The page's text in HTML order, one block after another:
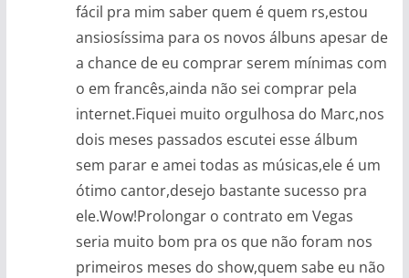
fácil pra mim saber quem é quem rs,estou
ansiosíssima para os novos álbuns apesar de
a chance de eu comprar serem mínimas com
o em francês,ainda não sei comprar pela
internet.Fiquei muito orgulhosa do Marc,nos
dois meses passados escutei esse álbum
sem parar e amei todas as músicas,ele é um
ótimo cantor,desejo bastante sucesso pra
ele.Wow!Prolongar o contrato em Vegas
seria muito bom pra os que não foram nos
primeiros meses do show,quem sabe eu não